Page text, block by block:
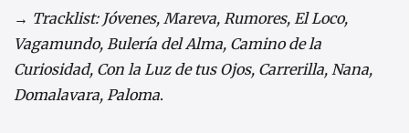
→ Tracklist: Jóvenes, Mareva, Rumores, El Loco,
Vagamundo, Bulería del Alma, Camino de la
Curiosidad, Con la Luz de tus Ojos, Carrerilla, Nana,
Domalavara, Paloma.